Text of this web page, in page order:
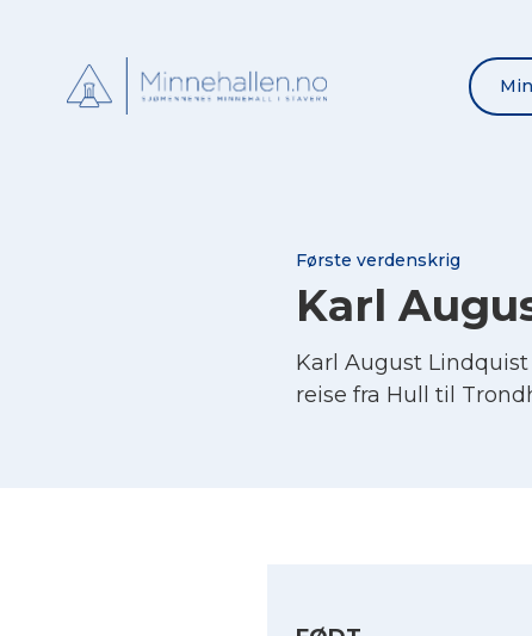
Første verdenskrig
Karl
Karl August
reise fra Hull til